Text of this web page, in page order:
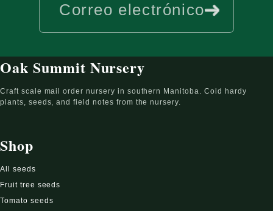
Correo electrónico
Oak Summit Nursery
Craft scale mail order nursery in southern Manitoba. Cold hardy
plants, seeds, and field notes from the nursery.
Shop
All seeds
Fruit tree seeds
Tomato seeds